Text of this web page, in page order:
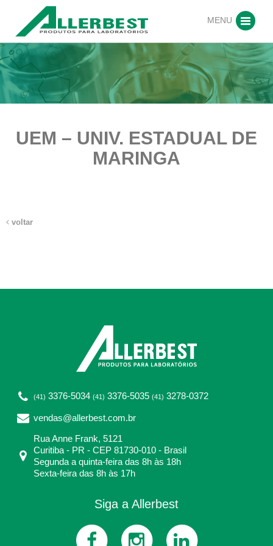
MENU
UEM – UNIV. ESTADUAL DE
MARINGA
voltar
(41) 3376-5034 (41) 3376-5035 (41) 3278-0372
vendas@allerbest.com.br
Rua Anne Frank, 5121
Curitiba - PR - CEP 81730-010 - Brasil
Segunda a quinta-feira das 8h às 18h
Sexta-feira das 8h às 17h
Siga a Allerbest